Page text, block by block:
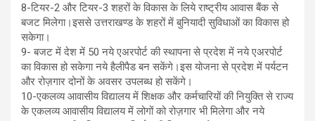
8-टियर-2 और टियर-3 शहरों के विकास के लिये राष्ट्रीय आवास बैंक से
बजट मिलेगा।इससे उत्तराखण्ड के शहरों में बुनियादी सुविधाओं का विकास हो
सकेगा।
9- बजट में देश में 50 नये एअरपोर्ट की स्थापना से प्रदेश में नये एअरपोर्ट
का विकास हो सकेगा नये हैलीपैड बन सकेंगे।इस योजना से प्रदेश में पर्यटन
और रोज़गार दोनों के अवसर उपलब्ध हो सकेंगे।
10-एकलव्य आवासीय विद्यालय में शिक्षक और कर्मचारियों की नियुक्ति से राज्य
के एकलव्य आवासीय विद्यालय में लोगों को रोज़गार भी मिलेगा और नये